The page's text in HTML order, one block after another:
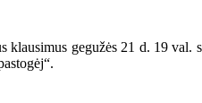
gegužės 21 d. 19